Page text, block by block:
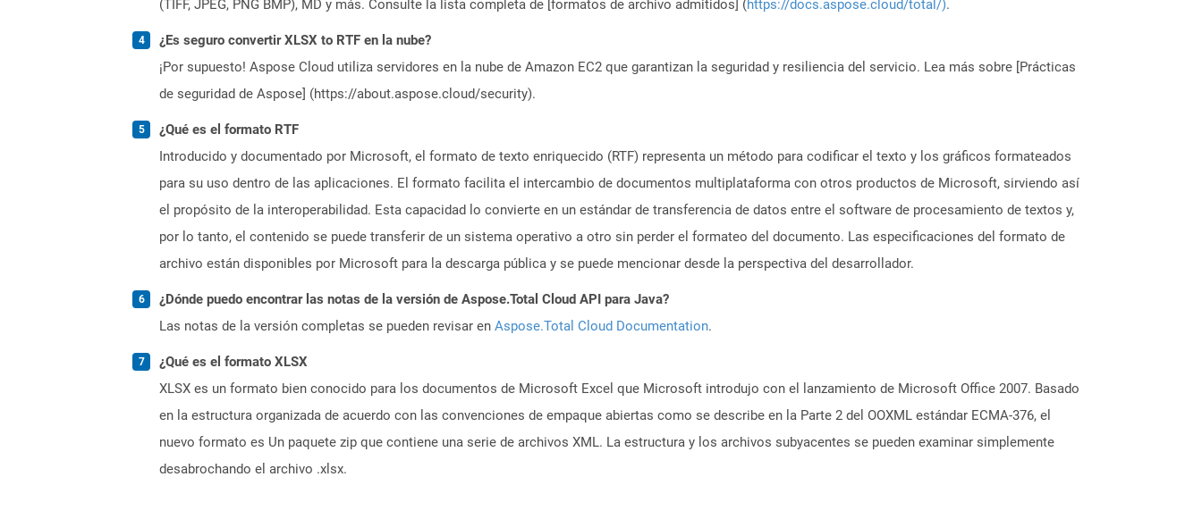
(TIFF, JPEG, PNG BMP), MD y más. Consulte la lista completa de [formatos de archivo admitidos] (https://docs.aspose.cloud/total/).
¿Es seguro convertir XLSX to RTF en la nube?
¡Por supuesto! Aspose Cloud utiliza servidores en la nube de Amazon EC2 que garantizan la seguridad y resiliencia del servicio. Lea más sobre [Prácticas
de seguridad de Aspose] (https://about.aspose.cloud/security).
¿Qué es el formato RTF
Introducido y documentado por Microsoft, el formato de texto enriquecido (RTF) representa un método para codificar el texto y los gráficos formateados
para su uso dentro de las aplicaciones. El formato facilita el intercambio de documentos multiplataforma con otros productos de Microsoft, sirviendo así
el propósito de la interoperabilidad. Esta capacidad lo convierte en un estándar de transferencia de datos entre el software de procesamiento de textos y,
por lo tanto, el contenido se puede transferir de un sistema operativo a otro sin perder el formateo del documento. Las especificaciones del formato de
archivo están disponibles por Microsoft para la descarga pública y se puede mencionar desde la perspectiva del desarrollador.
¿Dónde puedo encontrar las notas de la versión de Aspose.Total Cloud API para Java?
Las notas de la versión completas se pueden revisar en Aspose.Total Cloud Documentation.
¿Qué es el formato XLSX
XLSX es un formato bien conocido para los documentos de Microsoft Excel que Microsoft introdujo con el lanzamiento de Microsoft Office 2007. Basado
en la estructura organizada de acuerdo con las convenciones de empaque abiertas como se describe en la Parte 2 del OOXML estándar ECMA-376, el
nuevo formato es Un paquete zip que contiene una serie de archivos XML. La estructura y los archivos subyacentes se pueden examinar simplemente
desabrochando el archivo .xlsx.